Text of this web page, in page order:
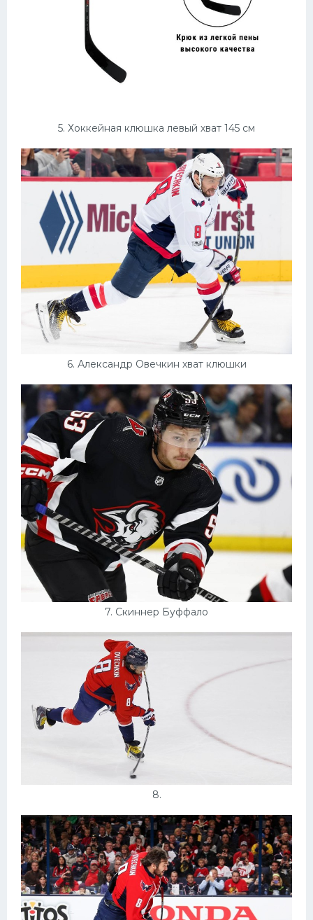
5. Хоккейная клюшка левый хват 145 см
6. Александр Овечкин хват клюшки
7. Скиннер Буффало
8.